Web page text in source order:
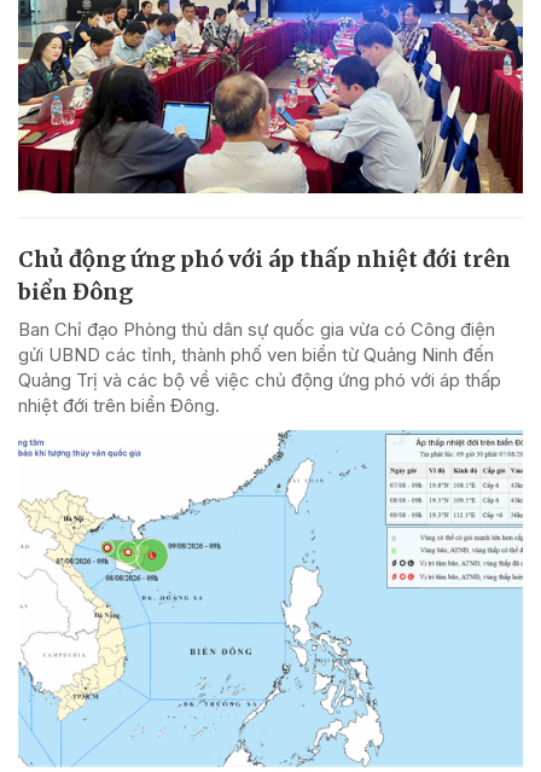
Chủ động ứng phó với áp thấp nhiệt đới trên
biển Đông
Ban Chỉ đạo Phòng thủ dân sự quốc gia vừa có Công điện
gửi UBND các tỉnh, thành phố ven biển từ Quảng Ninh đến
Quảng Trị và các bộ về việc chủ động ứng phó với áp thấp
nhiệt đới trên biển Đông.